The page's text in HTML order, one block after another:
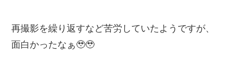
再撮影を繰り返すなど苦労していたようですが、
面白かったなぁ🥹🥹